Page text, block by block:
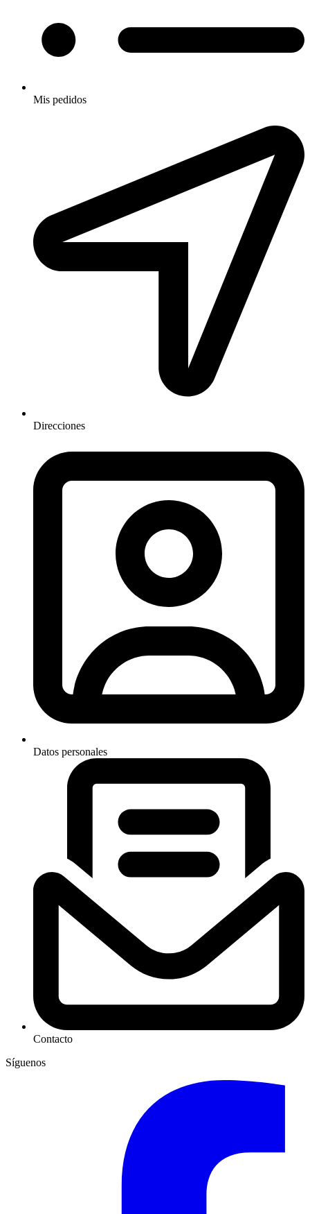
Mis pedidos
Direcciones
Datos personales
Contacto
Síguenos